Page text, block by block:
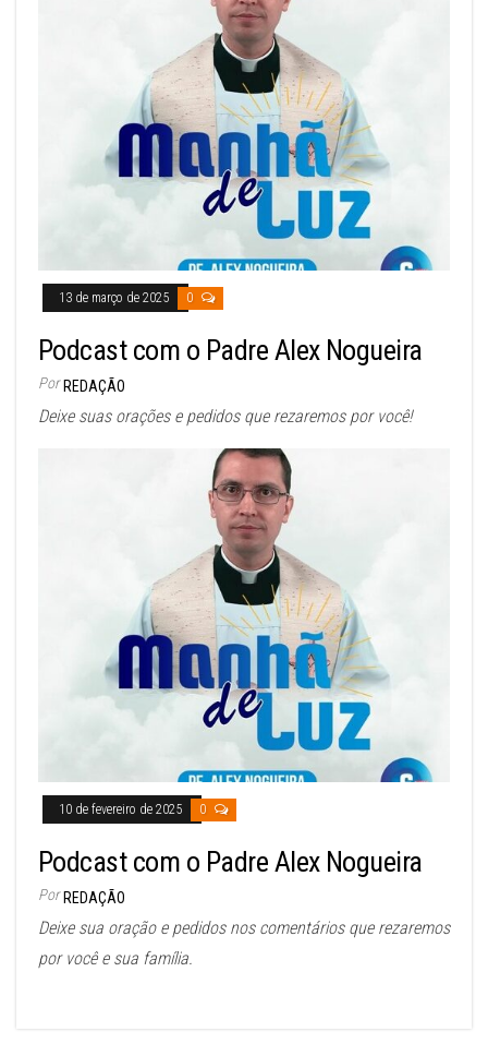
13 de março de 2025 0
Podcast com o Padre Alex Nogueira
Por REDAÇÃO
Deixe suas orações e pedidos que rezaremos por você!
10 de fevereiro de 2025 0
Podcast com o Padre Alex Nogueira
Por REDAÇÃO
Deixe sua oração e pedidos nos comentários que rezaremos
por você e sua família.